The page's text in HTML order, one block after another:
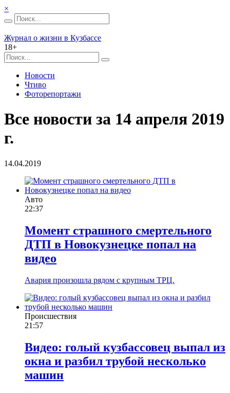
×
Журнал о жизни в Кузбассе
18+
Новости
Чтиво
Фоторепортажи
Все новости за 14 апреля 2019
г.
14.04.2019
Авто
22:37
Момент страшного смертельного
ДТП в Новокузнецке попал на
видео
Авария произошла рядом с крупным ТРЦ.
Происшествия
21:57
Видео: голый кузбассовец выпал из
окна и разбил трубой несколько
машин